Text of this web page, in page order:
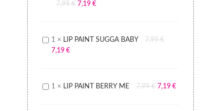
PAINT
YOU
7,99€ 7,19 €
LIP
PAINT
1 × LIP PAINT SUGGA BABY 7,99€
7,19 €
LIP 1 × LIP PAINT BERRY ME 7,99€ 7,19 €